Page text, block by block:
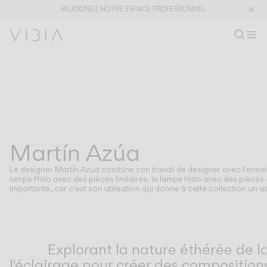
REJOIGNEZ NOTRE ESPACE PROFESSIONNEL
Murales
Extérieur
Catalogue Général
Emotion and Materiality
Complementary Light
FR
DESIGNERS MARTÍN AZÚA
Martín Azúa
Le designer Martín Azúa combine son travail de designer avec
lampe Halo avec des pièces linéaires, la lampe Halo avec des
importante, car c'est son utilisation qui donne à cette collection un
Explorant la nature éthérée de